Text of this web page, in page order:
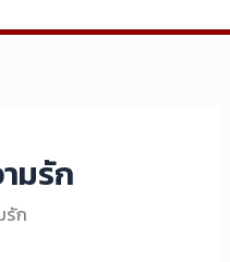
มรัก
รัก